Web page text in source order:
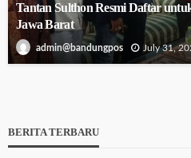
Tantan Sulthon Resmi Daftar
Jawa Barat
admin@bandungpos July 31,
BERITA TERBARU